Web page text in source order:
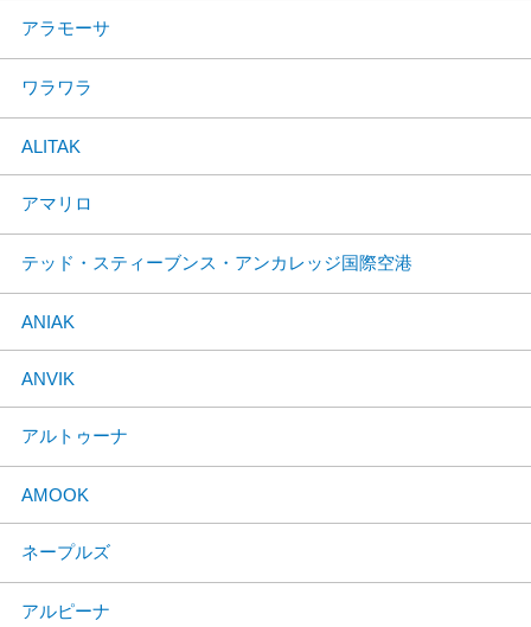
アラモーサ
ワラワラ
ALITAK
アマリロ
テッド・スティーブンス・アンカレッジ国際空港
ANIAK
ANVIK
アルトゥーナ
AMOOK
ネープルズ
アルピーナ